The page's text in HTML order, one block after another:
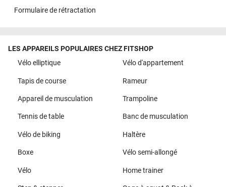
Formulaire de rétractation
LES APPAREILS POPULAIRES CHEZ FITSHOP
Vélo elliptique
Vélo d'appartement
Tapis de course Rameur
Appareil de musculation Trampoline
Tennis de table Banc de musculation
Vélo de biking Haltère
Boxe Vélo semi-allongé
Vélo Home trainer